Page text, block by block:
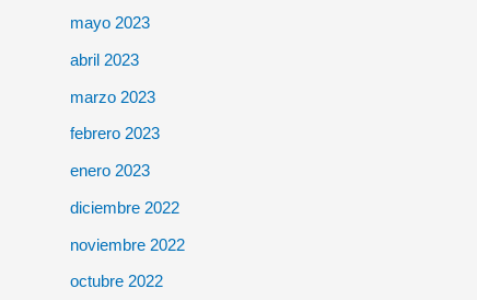
mayo 2023
abril 2023
marzo 2023
febrero 2023
enero 2023
diciembre 2022
noviembre 2022
octubre 2022